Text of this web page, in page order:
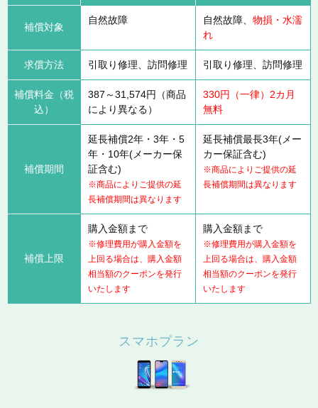
補償対象
自然故障 自然故障、 物損・水濡
れ
求償方法 引取り修理、訪問修理 引取り修理、訪問修理
補償料金（税
込）
387～31,574円（商品
により異なる）
330円（一律）2カ月
無料
補償期間
延長補償2年・3年・5
年・10年(メーカー保
証含む)
※商品によりご提供の延
長補償期間は異なります
延長補償最長3年(メー
カー保証含む)
※商品によりご提供の延
長補償期間は異なります
補償上限
購入金額まで
※修理費用が購入金額を
上回る場合は、購入金額
相当額のクーポンを発行
いたします
購入金額まで
※修理費用が購入金額を
上回る場合は、購入金額
相当額のクーポンを発行
いたします
スマホプラン